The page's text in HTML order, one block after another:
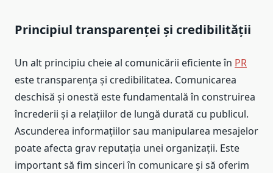
Principiul transparenței și credibilității
Un alt principiu cheie al comunicării eficiente în PR
este transparența și credibilitatea. Comunicarea
deschisă și onestă este fundamentală în construirea
încrederii și a relațiilor de lungă durată cu publicul.
Ascunderea informațiilor sau manipularea mesajelor
poate afecta grav reputația unei organizații. Este
important să fim sinceri în comunicare și să oferim